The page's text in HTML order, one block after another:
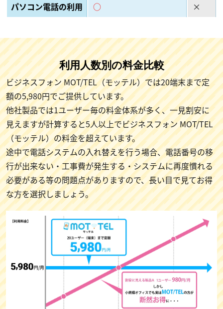
パソコン電話の利用 ○ ×
利用人数別の料金比較
ビジネスフォン MOT/TEL（モッテル）では20端末まで定
額の5,980円でご提供しています。
他社製品では1ユーザー毎の料金体系が多く、一見割安に
見えますが計算すると5人以上でビジネスフォン MOT/TEL
（モッテル）の料金を超えています。
途中で電話システムの入れ替えを行う場合、電話番号の移
行が出来ない・工事費が発生する・システムに再度慣れる
必要がある等の問題点がありますので、長い目で見てお得
な方を選択しましょう。